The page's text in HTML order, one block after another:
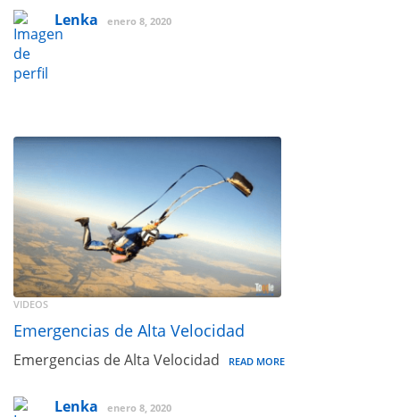
Lenka enero 8, 2020
VIDEOS
Emergencias de Alta Velocidad
Emergencias de Alta Velocidad READ MORE
Lenka enero 8, 2020